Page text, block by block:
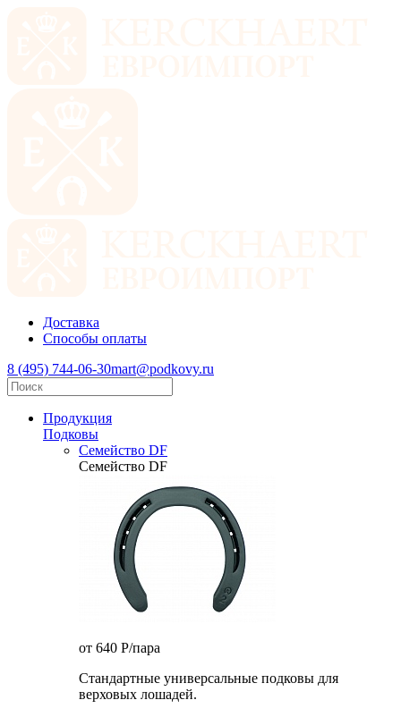
Доставка
Способы оплаты
8 (495) 744-06-30mart@podkovy.ru
Продукция
Подковы
Семейство DF
Семейство DF
от 640 P/пара
Стандартные универсальные подковы для
верховых лошадей.